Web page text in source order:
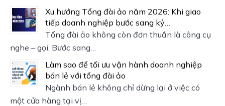
Xu hướng Tổng đài ảo năm 2026: Khi giao
tiếp doanh nghiệp bước sang kỷ…
Tổng đài ảo không còn đơn thuần là công cụ
nghe – gọi. Bước sang…
Làm sao để tối ưu vận hành doanh nghiệp
bán lẻ với tổng đài ảo
Ngành bán lẻ không chỉ dừng lại ở việc có
một cửa hàng tại vị…